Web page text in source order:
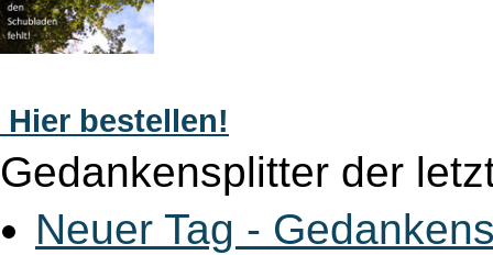
Hier bestellen!
Gedankensplitter der
Neuer Tag -